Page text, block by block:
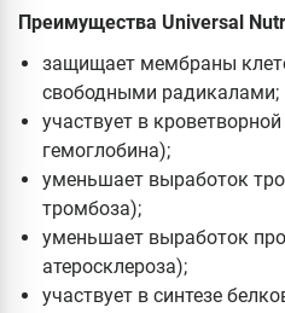
Преимущества Universal
защищает мембраны
свободными радикалами;
участвует в
гемоглобина);
уменьшает выработок
тромбоза);
уменьшает выработок
атеросклероза);
участвует в синтезе